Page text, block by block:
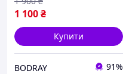
1 100₴
Купити
BODRAY 91%